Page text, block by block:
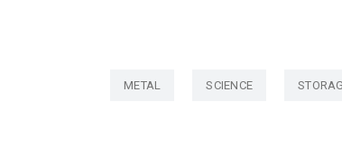
METAL SCIENCE